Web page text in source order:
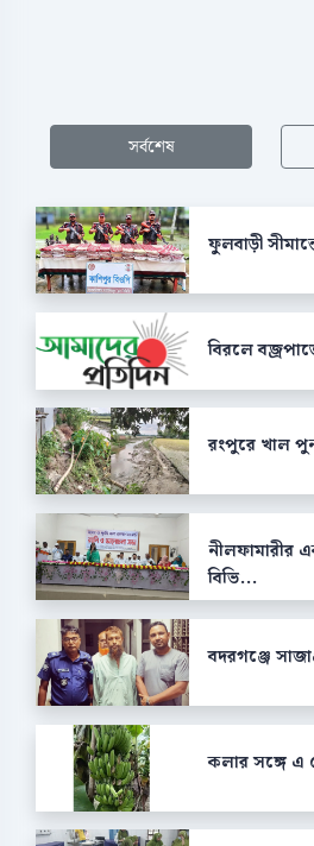
সর্বশেষ
ফুলবাড়ী
বিরলে
রংপুরে খাল
নীলফামারীর
বিভি...
বদরগঞ্জে
কলার সঙ্গে এ